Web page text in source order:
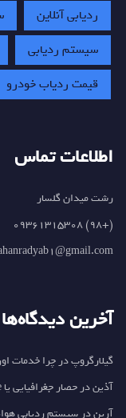
ردیابی آنلاین
سیستم ردیابی
قیمت ردیاب خودرو
اطلاعات تماس
رشت میدان گلسار
(+98) 09361315308
آخرین دیدگاه‌ها
گیلارگروپدر چرا خدمات
آذیندر حصار جغرافیایی یا geofence چیست ؟
آریندر سیستم ردیابی